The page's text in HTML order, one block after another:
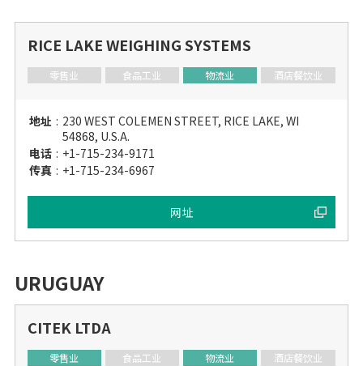
RICE LAKE WEIGHING SYSTEMS
零售业 食品工业 物流业 酒店餐饮业
地址 : 230 WEST COLEMEN STREET, RICE LAKE, WI
54868, U.S.A.
电话 : +1-715-234-9171
传真 : +1-715-234-6967
网址
URUGUAY
CITEK LTDA
零售业 食品工业 物流业 酒店餐饮业